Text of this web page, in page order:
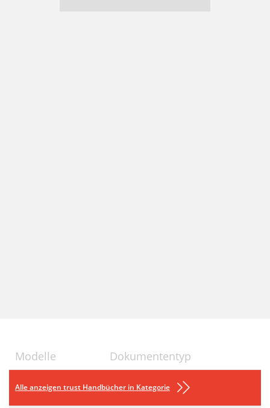
Modelle Dokumententyp
Alle anzeigen trust Handbücher in Kategorie